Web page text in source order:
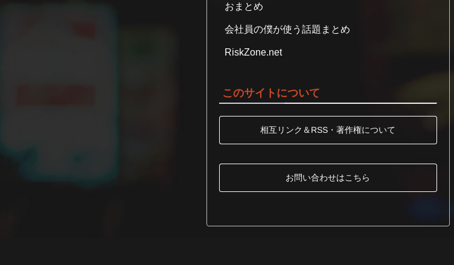
おまとめ
会社員の僕が使う話題まとめ
RiskZone.net
このサイトについて
相互リンク＆RSS・著作権について
お問い合わせはこちら